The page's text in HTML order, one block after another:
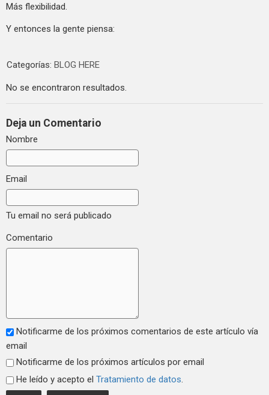
Más flexibilidad.
Y entonces la gente piensa:
Categorías: BLOG HERE
No se encontraron resultados.
Deja un Comentario
Nombre
Email
Tu email no será publicado
Comentario
Notificarme de los próximos comentarios de este artículo vía
email
Notificarme de los próximos artículos por email
He leído y acepto el Tratamiento de datos.